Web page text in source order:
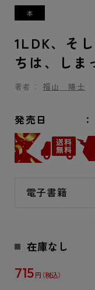
1LDK、そ
ちは、しま
著者： 福山 陽士
発売日
電子書籍
在庫なし
715 円